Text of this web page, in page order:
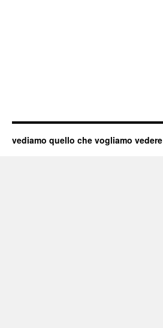
vediamo quello che vogliamo vedere